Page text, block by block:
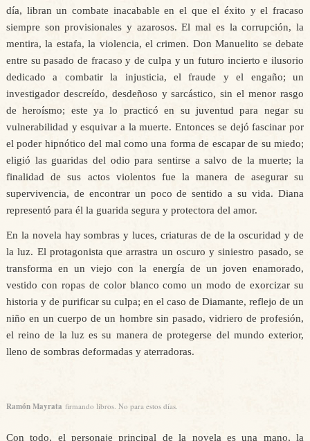
día, libran un combate inacabable en el que el éxito y el fracaso
siempre son provisionales y azarosos. El mal es la corrupción, la
mentira, la estafa, la violencia, el crimen. Don Manuelito se debate
entre su pasado de fracaso y de culpa y un futuro incierto e ilusorio
dedicado a combatir la injusticia, el fraude y el engaño; un
investigador descreído, desdeñoso y sarcástico, sin el menor rasgo
de heroísmo; este ya lo practicó en su juventud para negar su
vulnerabilidad y esquivar a la muerte. Entonces se dejó fascinar por
el poder hipnótico del mal como una forma de escapar de su miedo;
eligió las guaridas del odio para sentirse a salvo de la muerte; la
finalidad de sus actos violentos fue la manera de asegurar su
supervivencia, de encontrar un poco de sentido a su vida. Diana
representó para él la guarida segura y protectora del amor.
En la novela hay sombras y luces, criaturas de de la oscuridad y de
la luz. El protagonista que arrastra un oscuro y siniestro pasado, se
transforma en un viejo con la energía de un joven enamorado,
vestido con ropas de color blanco como un modo de exorcizar su
historia y de purificar su culpa; en el caso de Diamante, reflejo de un
niño en un cuerpo de un hombre sin pasado, vidriero de profesión,
el reino de la luz es su manera de protegerse del mundo exterior,
lleno de sombras deformadas y aterradoras.
Ramón Mayrata firmando libros. No para estos días.
Con todo, el personaje principal de la novela es una mano, la